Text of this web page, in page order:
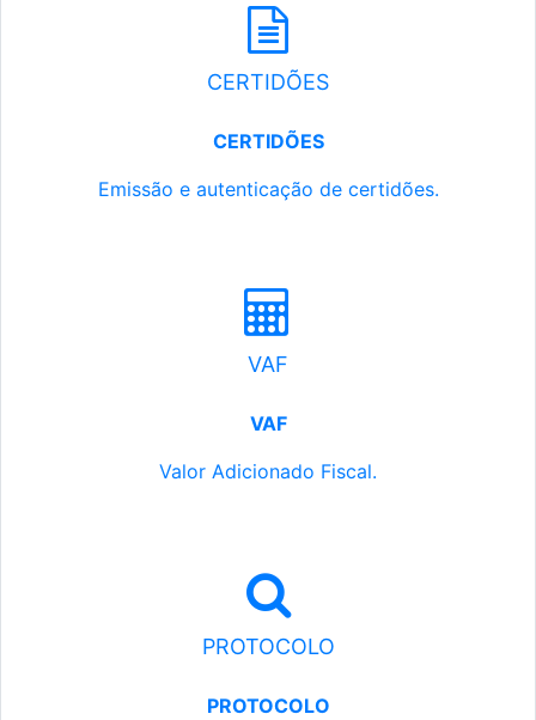
CERTIDÕES
CERTIDÕES
Emissão e autenticação de certidões.
VAF
VAF
Valor Adicionado Fiscal.
PROTOCOLO
PROTOCOLO